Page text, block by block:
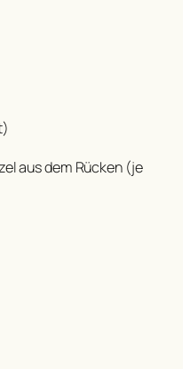
aus dem Rücken (je